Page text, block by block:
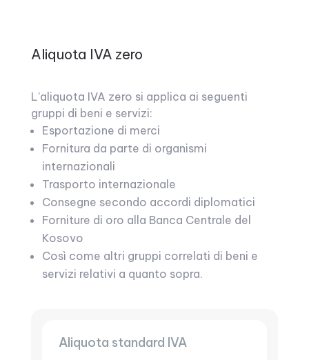
Aliquota IVA zero
L’aliquota IVA zero si applica ai seguenti
gruppi di beni e servizi:
Esportazione di merci
Fornitura da parte di organismi
internazionali
Trasporto internazionale
Consegne secondo accordi diplomatici
Forniture di oro alla Banca Centrale del
Kosovo
Così come altri gruppi correlati di beni e
servizi relativi a quanto sopra.
Aliquota standard IVA